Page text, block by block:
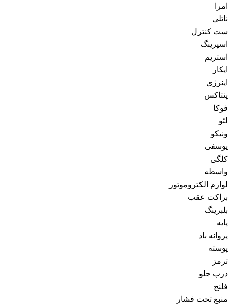
امرا
ناتلی
ست کنترل
اسپرینگ
استریم
ایکار
اینرژی
پنتاکس
فوکا
لئو
ونیکو
یوسفی
کلگی
واسطه
لوازم الکتروموتور
براکت عقب
بلبرینگ
پایه
پروانه باد
پوسته
ترمز
درب جلو
فلنج
منبع تحت فشار